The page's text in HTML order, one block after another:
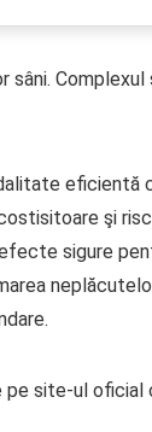
eficientă
şi
sigure
site-ul oficial